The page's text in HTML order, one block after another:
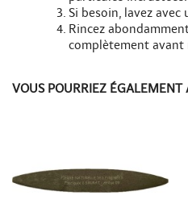
Si besoin, lavez avec
Rincez
complètement avant
VOUS POURRIEZ ÉGALEMENT